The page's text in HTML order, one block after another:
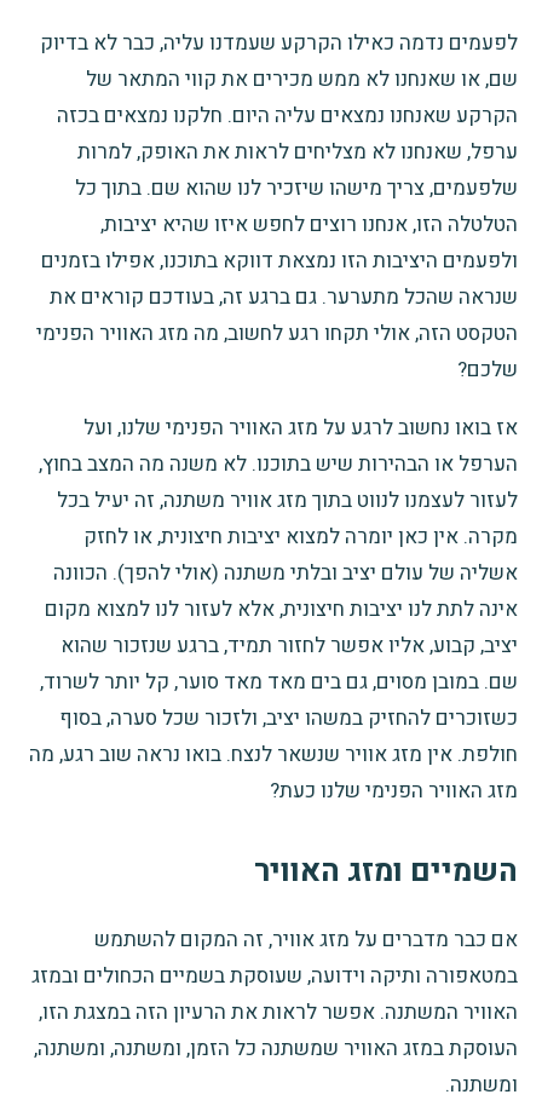
לפעמים נדמה כאילו הקרקע שעמדנו עליה, כבר לא בדיוק
שם, או שאנחנו לא ממש מכירים את קווי המתאר של
הקרקע שאנחנו נמצאים עליה היום. חלקנו נמצאים בכזה
ערפל, שאנחנו לא מצליחים לראות את האופק, למרות
שלפעמים, צריך מישהו שיזכיר לנו שהוא שם. בתוך כל
הטלטלה הזו, אנחנו רוצים לחפש איזו שהיא יציבות,
ולפעמים היציבות הזו נמצאת דווקא בתוכנו, אפילו בזמנים
שנראה שהכל מתערער. גם ברגע זה, בעודכם קוראים את
הטקסט הזה, אולי תקחו רגע לחשוב, מה מזג האוויר הפנימי
שלכם?
אז בואו נחשוב לרגע על מזג האוויר הפנימי שלנו, ועל
הערפל או הבהירות שיש בתוכנו. לא משנה מה המצב בחוץ,
לעזור לעצמנו לנווט בתוך מזג אוויר משתנה, זה יעיל בכל
מקרה. אין כאן יומרה למצוא יציבות חיצונית, או לחזק
אשליה של עולם יציב ובלתי משתנה (אולי להפך). הכוונה
אינה לתת לנו יציבות חיצונית, אלא לעזור לנו למצוא מקום
יציב, קבוע, אליו אפשר לחזור תמיד, ברגע שנזכור שהוא
שם. במובן מסוים, גם בים מאד מאד סוער, קל יותר לשרוד,
כשזוכרים להחזיק במשהו יציב, ולזכור שכל סערה, בסוף
חולפת. אין מזג אוויר שנשאר לנצח. בואו נראה שוב רגע, מה
מזג האוויר הפנימי שלנו כעת?
השמיים ומזג האוויר
אם כבר מדברים על מזג אוויר, זה המקום להשתמש
במטאפורה ותיקה וידועה, שעוסקת בשמיים הכחולים ובמזג
האוויר המשתנה. אפשר לראות את הרעיון הזה במצגת הזו,
העוסקת במזג האוויר שמשתנה כל הזמן, ומשתנה, ומשתנה,
ומשתנה.